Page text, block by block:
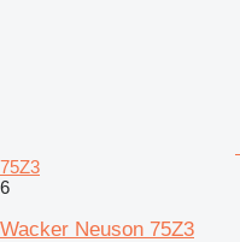
75Z3
6
Wacker Neuson 75Z3